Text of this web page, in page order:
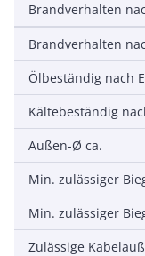
Außen-Ø ca.